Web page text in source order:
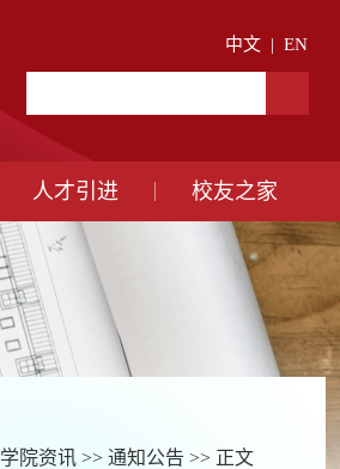
中文 | EN
人才引进 校友之家
学院资讯 >> 通知公告 >> 正文